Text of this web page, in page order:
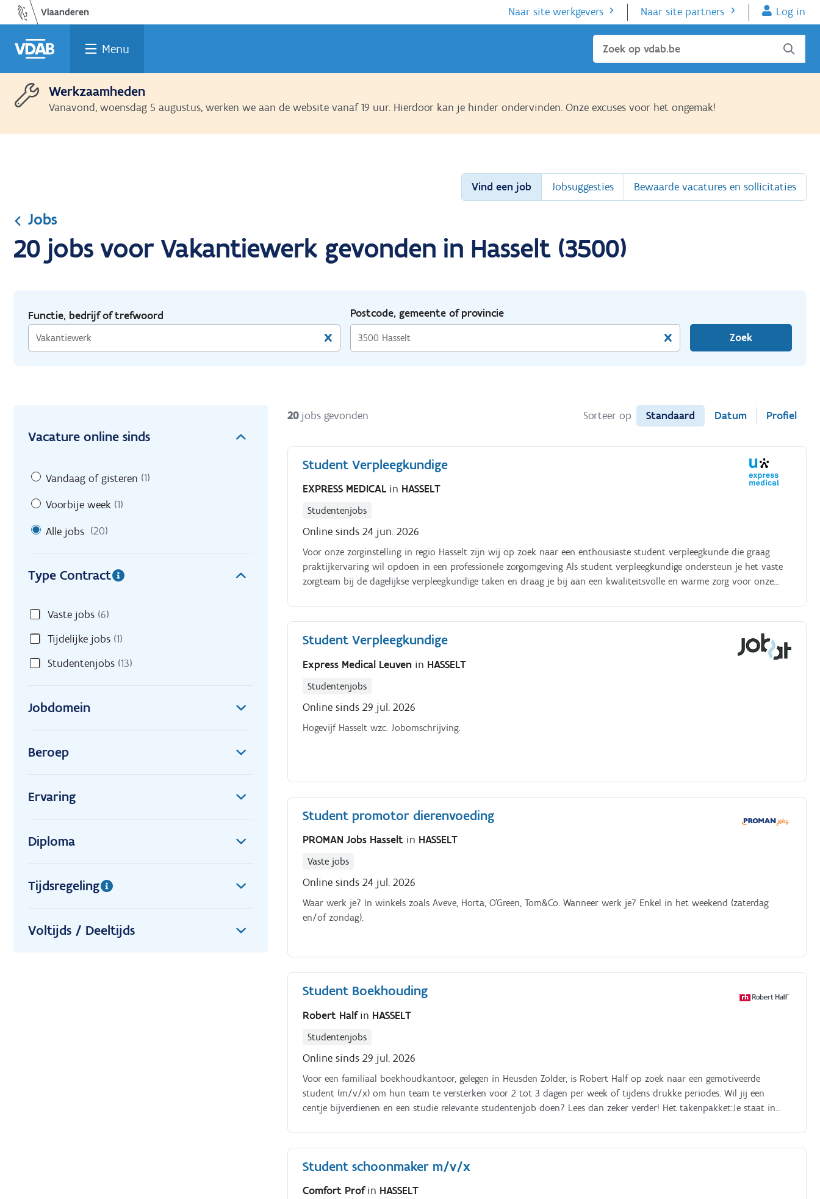
Ga
naar
de
inhoud
Vind
een
job
Vind
een
opleiding
Welke
job
past
bij
Terug
naar
home
Naar site werkgevers Naar site partners Log in
Menu Sluiten
Werkzaamheden
Vanavond, woensdag 5 augustus, werken we aan de website vanaf 19 uur. Hierdoor kan je hinder ondervinden. Onze excuses voor het ongemak!
Vind een job Jobsuggesties Bewaarde vacatures en sollicitaties
Jobs
20 jobs voor Vakantiewerk gevonden in Hasselt (3500)
Functie, bedrijf of trefwoord
Postcode, gemeente of provincie
Zoek
Vacature online sinds
Vandaag of gisteren (1)
Voorbije week (1)
Alle jobs (20)
Type Contract
Vaste jobs (6)
Tijdelijke jobs (1)
Studentenjobs (13)
Jobdomein
Beroep
Ervaring
Diploma
Tijdsregeling
Voltijds / Deeltijds
20 jobs gevonden Sorteer op Standaard Datum Profiel
Student Verpleegkundige
EXPRESS MEDICAL in HASSELT
Studentenjobs
Online sinds 24 jun. 2026
Voor onze zorginstelling in regio Hasselt zijn wij op zoek naar een enthousiaste student verpleegkunde die graag
praktijkervaring wil opdoen in een professionele zorgomgeving Als student verpleegkundige ondersteun je het vaste
zorgteam bij de dagelijkse verpleegkundige taken en draag je bij aan een kwaliteitsvolle en warme zorg voor onze
Student Verpleegkundige
Express Medical Leuven in HASSELT
Studentenjobs
Online sinds 29 jul. 2026
Hogevijf Hasselt wzc. Jobomschrijving.
Student promotor dierenvoeding
PROMAN Jobs Hasselt in HASSELT
Vaste jobs
Online sinds 24 jul. 2026
Waar werk je? In winkels zoals Aveve, Horta, O’Green, Tom&Co. Wanneer werk je? Enkel in het weekend (zaterdag
en/of zondag).
Student Boekhouding
Robert Halfin HASSELT
Studentenjobs
Online sinds 29 jul. 2026
Voor een familiaal boekhoudkantoor, gelegen in Heusden Zolder, is Robert Half op zoek naar een gemotiveerde
student (m/v/x) om hun team te versterken voor 2 tot 3 dagen per week of tijdens drukke periodes. Wil jij een
centje bijverdienen en een studie relevante studentenjob doen? Lees dan zeker verder! Het takenpakket:Je staat in
betalingen op;Je zal Adhoc administratieve taken opnemen;Je ondersteunt de andere dossierbeheerders.
Student schoonmaker m/v/x
Comfort Profin HASSELT